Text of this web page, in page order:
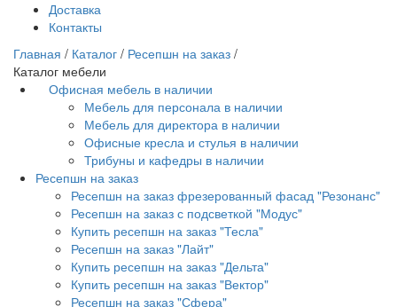
Доставка
Контакты
Главная / Каталог / Ресепшн на заказ /
Каталог мебели
Офисная мебель в наличии
Мебель для персонала в наличии
Мебель для директора в наличии
Офисные кресла и стулья в наличии
Трибуны и кафедры в наличии
Ресепшн на заказ
Ресепшн на заказ фрезерованный фасад "Резонанс"
Ресепшн на заказ с подсветкой "Модус"
Купить ресепшн на заказ "Тесла"
Ресепшн на заказ "Лайт"
Купить ресепшн на заказ "Дельта"
Купить ресепшн на заказ "Вектор"
Ресепшн на заказ "Сфера"